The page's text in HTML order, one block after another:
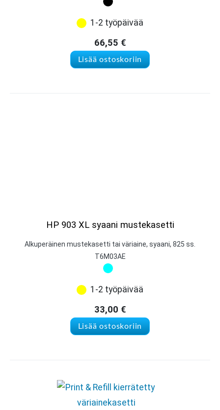
1-2 työpäivää
66,55 €
Lisää ostoskoriin
HP 903 XL syaani mustekasetti
Alkuperäinen mustekasetti tai väriaine, syaani, 825 ss.
T6M03AE
1-2 työpäivää
33,00 €
Lisää ostoskoriin